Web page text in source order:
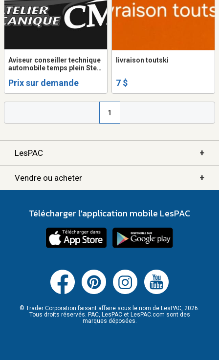
Aviseur conseiller technique
automobile temps plein Ste-
Prix sur demande
livraison toutski
7 $
1
LesPAC +
Vendre ou acheter +
Télécharger l'application mobile LesPAC
© Trader Corporation faisant affaire sous le nom de LesPAC, 2026.
Tous droits réservés. PAC, LesPAC et LesPAC.com sont des
marques déposées.